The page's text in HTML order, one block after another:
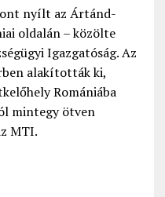
nyílt az Ártánd-
oldalán – közölte
Igazgatóság. Az
alakították ki,
Romániába
mintegy ötven
MTI.